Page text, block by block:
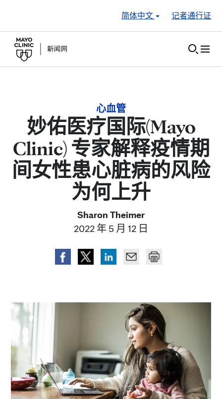
简体中文
记者通行证
心血管
妙佑医疗国际(Mayo
Clinic) 专家解释疫情期
间女性患心脏病的风险
为何上升
Sharon Theimer
2022 年 5 月 12 日